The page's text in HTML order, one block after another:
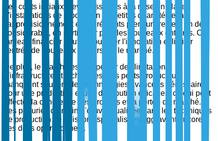
Les coûts initiaux élevés associés à la mise en place
d'installations de production en petites quantités et à
l'approvisionnement en ingrédients premium restent un défi
considérable, en particulier pour les nouveaux entrants. Ce
fardeau financier peut décourager l'innovation et limiter
l'entrée de nouveaux acteurs sur le marché.
De plus, le marché est frappé par des limitations
d'infrastructure et techniques. Les petits producteurs
manquent souvent des technologies avancées nécessaires
pour une production et une distribution efficaces, ce qui peut
affecter la cohérence des produits et la portée du marché.
Les pénuries de main-d'œuvre qualifiée dans les techniques
de production de boissons spécialisées aggravent encore
ces défis opérationnels.